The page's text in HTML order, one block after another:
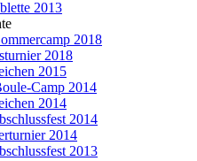
2013
2018
2018
2015
Camp 2014
2014
2014
2014
2013